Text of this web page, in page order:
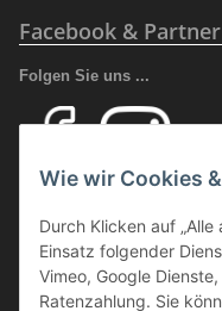
Facebook & Partner
Folgen Sie uns ...
und Arbeitsschutz.
Wir führen eine große
Sicherheitsschuhen.
Wie wir Cookies
Durch Klicken auf
Einsatz folgender
Vimeo, Google
Ratenzahlung. Sie